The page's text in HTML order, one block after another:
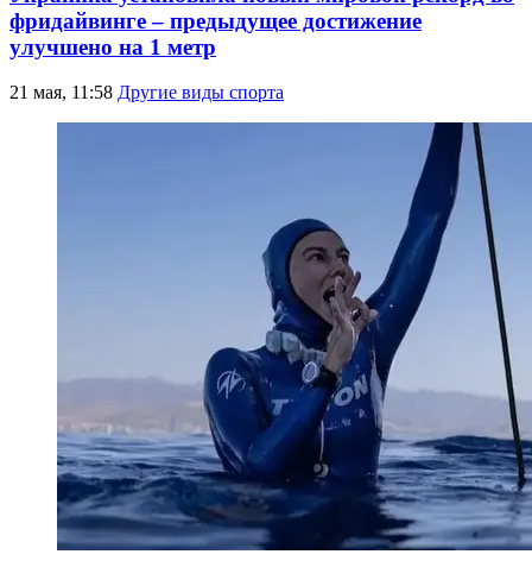
фридайвинге – предыдущее достижение
улучшено на 1 метр
21 мая, 11:58 Другие виды спорта